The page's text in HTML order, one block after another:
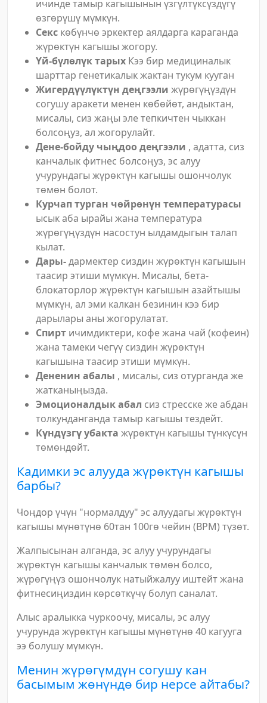
ичинде тамыр кагышынын үзгүлтүксүздүгү
өзгөрүшү мүмкүн.
Секс көбүнчө эркектер аялдарга караганда
жүрөктүн кагышы жогору.
Үй-бүлөлүк тарых Кээ бир медициналык
шарттар генетикалык жактан тукум кууган
Жигердүүлүктүн деңгээли жүрөгүңүздүн
согушу аракети менен көбөйөт, андыктан,
мисалы, сиз жаңы эле тепкичтен чыккан
болсоңуз, ал жогорулайт.
Дене-бойду чыңдоо деңгээли , адатта, сиз
канчалык фитнес болсоңуз, эс алуу
учурундагы жүрөктүн кагышы ошончолук
төмөн болот.
Курчап турган чөйрөнүн температурасы
ысык аба ырайы жана температура
жүрөгүңүздүн насостун ылдамдыгын талап
кылат.
Дары-дармектер сиздин жүрөктүн кагышын
таасир этиши мүмкүн. Мисалы, бета-
блокаторлор жүрөктүн кагышын азайтышы
мүмкүн, ал эми калкан безинин кээ бир
дарылары аны жогорулатат.
Спирт ичимдиктери, кофе жана чай (кофеин)
жана тамеки чегүү сиздин жүрөктүн
кагышына таасир этиши мүмкүн.
Дененин абалы , мисалы, сиз отурганда же
жатканыңызда.
Эмоционалдык абал сиз стресске же абдан
толкунданганда тамыр кагышы тездейт.
Күндүзгү убакта жүрөктүн кагышы түнкүсүн
төмөндөйт.
Кадимки эс алууда жүрөктүн кагышы
барбы?
Чоңдор үчүн "нормалдуу" эс алуудагы жүрөктүн
кагышы мүнөтүнө 60тан 100гө чейин (BPM) түзөт.
Жалпысынан алганда, эс алуу учурундагы
жүрөктүн кагышы канчалык төмөн болсо,
жүрөгүңүз ошончолук натыйжалуу иштейт жана
фитнесиңиздин көрсөткүчү болуп саналат.
Алыс аралыкка чуркоочу, мисалы, эс алуу
учурунда жүрөктүн кагышы мүнөтүнө 40 кагууга
ээ болушу мүмкүн.
Менин жүрөгүмдүн согушу кан
басымым жөнүндө бир нерсе айтабы?